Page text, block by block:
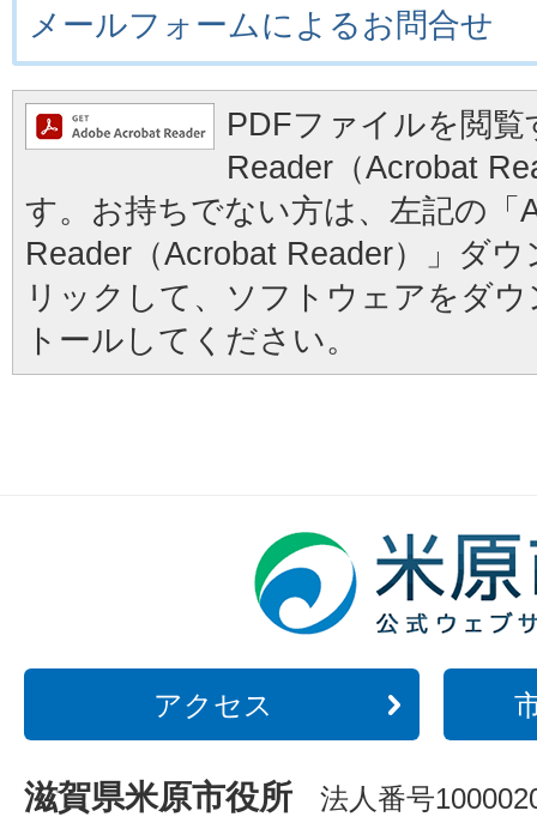
メールフォームによるお問合せ
PDFファイルを閲
Reader（Acrobat
す。お持ちでない方は、左記の「
Reader（Acrobat Reader）」ダ
リックして、ソフトウェアをダ
トールしてください。
アクセス
滋賀県米原市役所 法人番号